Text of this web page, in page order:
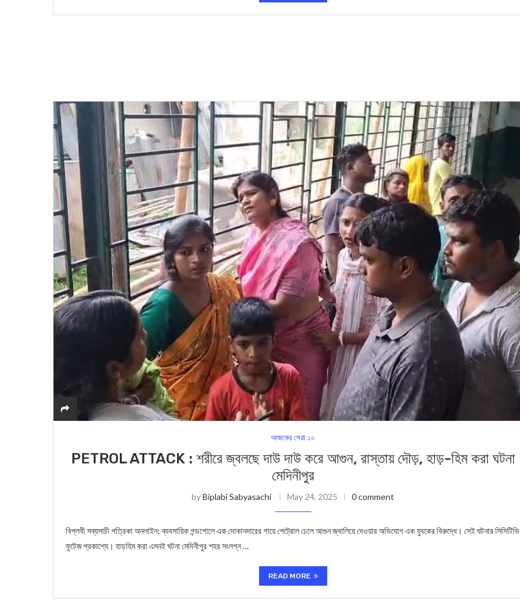
আজকের সেরা ১০
PETROL ATTACK : শরীরে জ্বলছে দাউ দাউ করে আগুন, রাস্তায় দৌড়, হাড়-হিম করা ঘটনা
মেদিনীপুর
byBiplabi Sabyasachi May 24, 2025 0 comment
বিপ্লবী সব্যসাচী পত্রিকা অনলাইন: ব্যবসায়িক গন্ডগোলে এক দোকানদারের গায়ে পেট্রোল ঢেলে আগুন জ্বালিয়ে দেওয়ার অভিযোগ এক যুবকের বিরুদ্ধে। সেই ঘটনার সিসিটিভি
ফুটেজ প্রকাশ্যে। হাড়হিম করা এমনই ঘটনা মেদিনীপুর শহর সংলগ্ন …
READ MORE